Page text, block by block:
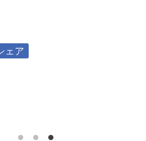
ェア